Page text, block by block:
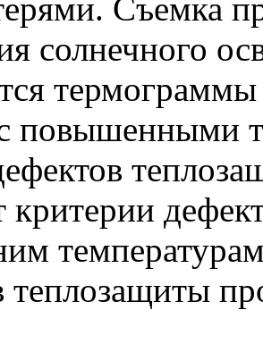
Съемка
солнечного
повышенными
критерии
теплозащиты